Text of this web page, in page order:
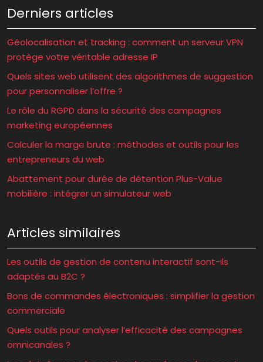
Derniers articles
Géolocalisation et tracking : comment un serveur VPN
protège votre véritable adresse IP
Quels sites web utilisent des algorithmes de suggestion
pour personnaliser l’offre ?
Le rôle du RGPD dans la sécurité des campagnes
marketing européennes
Calculer la marge brute : méthodes et outils pour les
entrepreneurs du web
Abattement pour durée de détention Plus-Value
mobilière : intégrer un simulateur web
Articles similaires
Les outils de gestion de contenu interactif sont-ils
adaptés au B2C ?
Bons de commandes électroniques : simplifier la gestion
commerciale
Quels outils pour analyser l’efficacité des campagnes
omnicanales ?